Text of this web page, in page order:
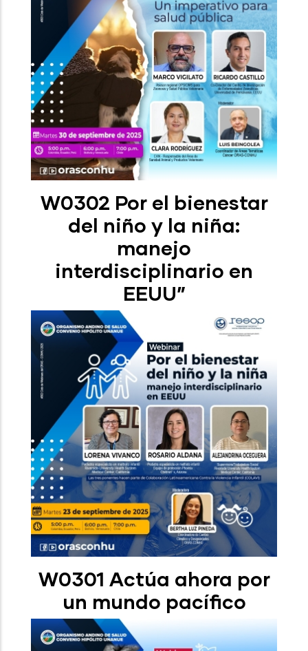
W0302 Por el bienestar
del niño y la niña:
manejo
interdisciplinario en
EEUU”
W0301 Actúa ahora por
un mundo pacífico